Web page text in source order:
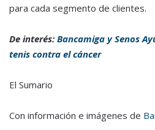
para cada segmento de clientes.
De interés: Bancamiga y Senos
tenis contra el cáncer
El Sumario
Con información e imágenes de